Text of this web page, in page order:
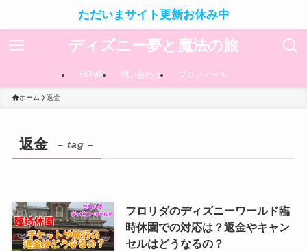
ただいまサイト更新お休み中
ディズニー夢と魔法の旅
HOME 問い合わせ プロフィール
ホーム 返金
返金 – tag –
フロリダのディズニーワールド臨
時休園での対応は？返金やキャン
セルはどうなるの？